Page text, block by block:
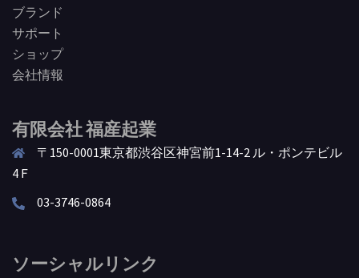
ブランド
サポート
ショップ
会社情報
有限会社 福産起業
〒150-0001東京都渋谷区神宮前1-14-2 ル・ポンテビル
4Ｆ
03-3746-0864
ソーシャルリンク